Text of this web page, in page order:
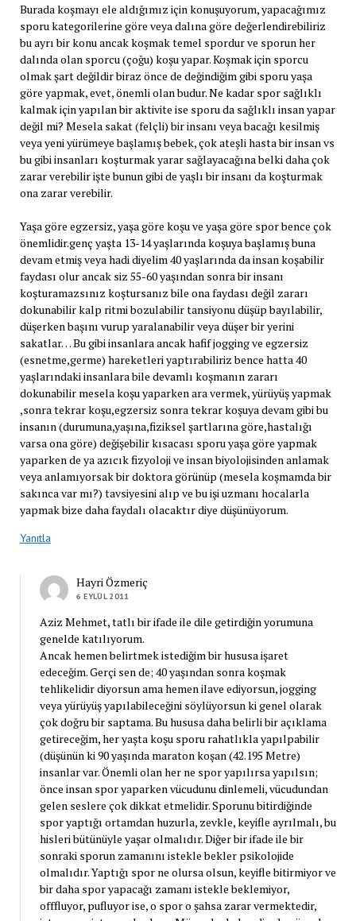
Burada koşmayı ele aldığımız için konuşuyorum, yapacağımız
sporu kategorilerine göre veya dalına göre değerlendirebiliriz
bu ayrı bir konu ancak koşmak temel spordur ve sporun her
dalında olan sporcu (çoğu) koşu yapar. Koşmak için sporcu
olmak şart değildir biraz önce de değindiğim gibi sporu yaşa
göre yapmak, evet, önemli olan budur. Ne kadar spor sağlıklı
kalmak için yapılan bir aktivite ise sporu da sağlıklı insan yapar
değil mi? Mesela sakat (felçli) bir insanı veya bacağı kesilmiş
veya yeni yürümeye başlamış bebek, çok ateşli hasta bir insan vs
bu gibi insanları koşturmak yarar sağlayacağına belki daha çok
zarar verebilir işte bunun gibi de yaşlı bir insanı da koşturmak
ona zarar verebilir.
Yaşa göre egzersiz, yaşa göre koşu ve yaşa göre spor bence çok
önemlidir.genç yaşta 13-14 yaşlarında koşuya başlamış buna
devam etmiş veya hadi diyelim 40 yaşlarında da insan koşabilir
faydası olur ancak siz 55-60 yaşından sonra bir insanı
koşturamazsınız koştursanız bile ona faydası değil zararı
dokunabilir kalp ritmi bozulabilir tansiyonu düşüp bayılabilir,
düşerken başını vurup yaralanabilir veya düşer bir yerini
sakatlar… Bu gibi insanlara ancak hafif jogging ve egzersiz
(esnetme,germe) hareketleri yaptırabiliriz bence hatta 40
yaşlarındaki insanlara bile devamlı koşmanın zararı
dokunabilir mesela koşu yaparken ara vermek, yürüyüş yapmak
,sonra tekrar koşu,egzersiz sonra tekrar koşuya devam gibi bu
insanın (durumuna,yaşına,fiziksel şartlarına göre,hastalığı
varsa ona göre) değişebilir kısacası sporu yaşa göre yapmak
yaparken de ya azıcık fizyoloji ve insan biyolojisinden anlamak
veya anlamıyorsak bir doktora görünüp (mesela koşmamda bir
sakınca var mı?) tavsiyesini alıp ve bu işi uzmanı hocalarla
yapmak bize daha faydalı olacaktır diye düşünüyorum.
Yanıtla
Hayri Özmeriç
6 EYLÜL 2011
Aziz Mehmet, tatlı bir ifade ile dile getirdiğin yorumuna
genelde katılıyorum.
Ancak hemen belirtmek istediğim bir hususa işaret
edeceğim. Gerçi sen de; 40 yaşından sonra koşmak
tehlikelidir diyorsun ama hemen ilave ediyorsun, jogging
veya yürüyüş yapılabileceğini söylüyorsun ki genel olarak
çok doğru bir saptama. Bu hususa daha belirli bir açıklama
getireceğim, her yaşta koşu sporu rahatlıkla yapılpabilir
(düşünün ki 90 yaşında maraton koşan (42.195 Metre)
insanlar var. Önemli olan her ne spor yapılırsa yapılsın;
önce insan spor yaparken vücudunu dinlemeli, vücudundan
gelen seslere çok dikkat etmelidir. Sporunu bitirdiğinde
spor yaptığı ortamdan huzurla, zevkle, keyifle ayrılmalı, bu
hisleri bütünüyle yaşar olmalıdır. Diğer bir ifade ile bir
sonraki sporun zamanını istekle bekler psikolojide
olmalıdır. Yaptığı spor ne olursa olsun, keyifle bitirmiyor ve
bir daha spor yapacağı zamanı istekle beklemiyor,
offfluyor, pufluyor ise, o spor o şahsa zarar vermektedir,